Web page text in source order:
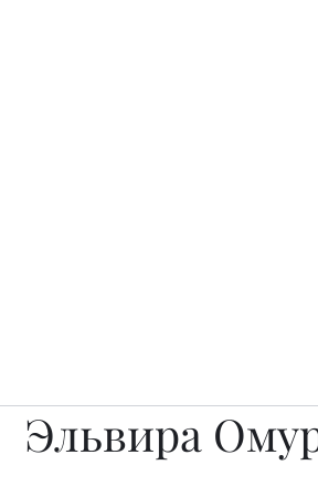
Эльвира